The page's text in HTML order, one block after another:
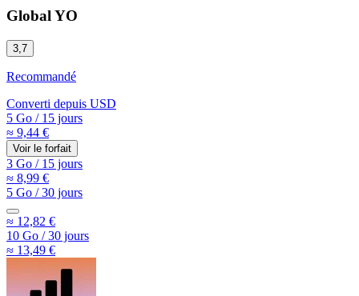
Global YO
3,7
Recommandé
Converti depuis USD
5 Go /15 jours
≈ 9,44 €
Voir le forfait
3 Go /15 jours
≈ 8,99 €
5 Go /30 jours
≈ 12,82 €
10 Go /30 jours
≈ 13,49 €